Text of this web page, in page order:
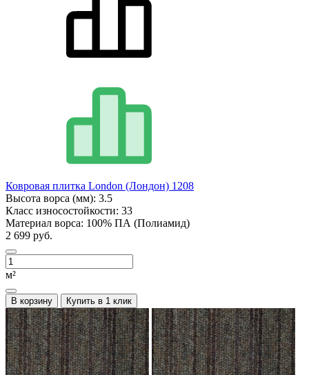
Ковровая плитка London (Лондон) 1208
Высота ворса (мм): 3.5
Класс износостойкости: 33
Материал ворса: 100% ПА (Полиамид)
2 699 руб.
м²
В корзину Купить в 1 клик